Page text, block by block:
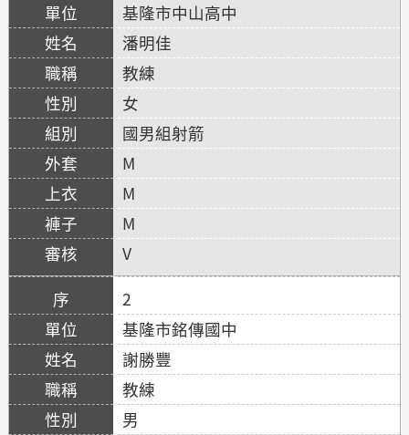
基隆市中山高中
潘明佳
教練
女
國男組射箭
M
M
M
V
2
基隆市銘傳國中
謝勝豐
教練
男